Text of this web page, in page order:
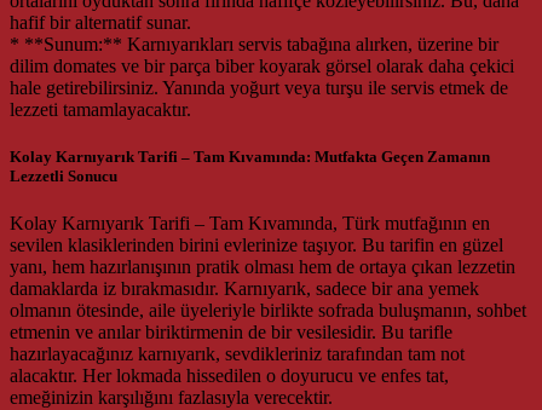
hafif bir alternatif sunar.
* **Sunum:** Karnıyarıkları servis tabağına alırken, üzerine bir
dilim domates ve bir parça biber koyarak görsel olarak daha çekici
hale getirebilirsiniz. Yanında yoğurt veya turşu ile servis etmek de
lezzeti tamamlayacaktır.
Kolay Karnıyarık Tarifi – Tam Kıvamında: Mutfakta Geçen Zamanın
Lezzetli Sonucu
Kolay Karnıyarık Tarifi – Tam Kıvamında, Türk mutfağının en
sevilen klasiklerinden birini evlerinize taşıyor. Bu tarifin en güzel
yanı, hem hazırlanışının pratik olması hem de ortaya çıkan lezzetin
damaklarda iz bırakmasıdır. Karnıyarık, sadece bir ana yemek
olmanın ötesinde, aile üyeleriyle birlikte sofrada buluşmanın, sohbet
etmenin ve anılar biriktirmenin de bir vesilesidir. Bu tarifle
hazırlayacağınız karnıyarık, sevdikleriniz tarafından tam not
alacaktır. Her lokmada hissedilen o doyurucu ve enfes tat,
emeğinizin karşılığını fazlasıyla verecektir.